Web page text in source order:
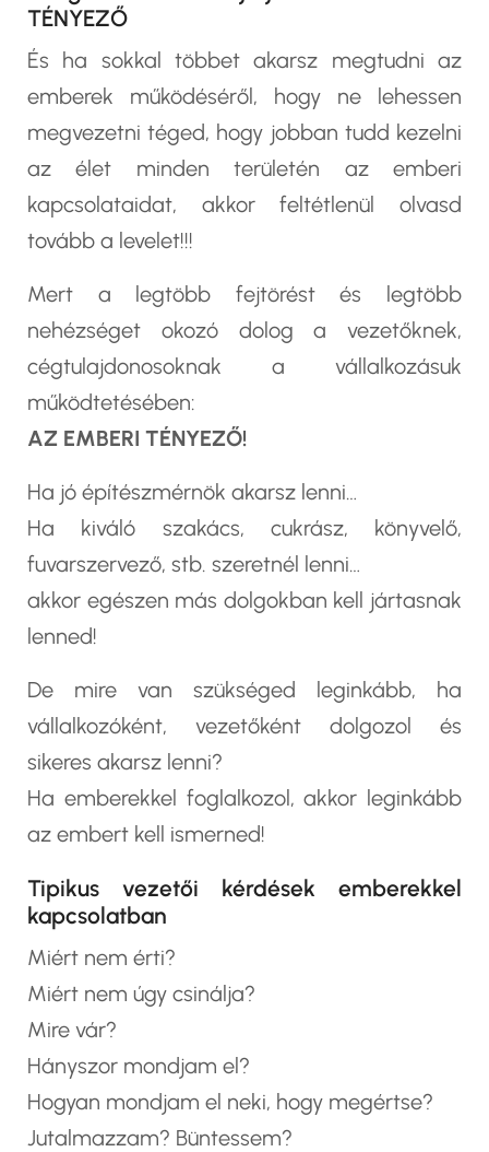
TÉNYEZŐ
És ha sokkal többet akarsz megtudni az
emberek működéséről, hogy ne lehessen
megvezetni téged, hogy jobban tudd kezelni
az élet minden területén az emberi
kapcsolataidat, akkor feltétlenül olvasd
tovább a levelet!!!
Mert a legtöbb fejtörést és legtöbb
nehézséget okozó dolog a vezetőknek,
cégtulajdonosoknak a vállalkozásuk
működtetésében:
AZ EMBERI TÉNYEZŐ!
Ha jó építészmérnök akarsz lenni…
Ha kiváló szakács, cukrász, könyvelő,
fuvarszervező, stb. szeretnél lenni…
akkor egészen más dolgokban kell jártasnak
lenned!
De mire van szükséged leginkább, ha
vállalkozóként, vezetőként dolgozol és
sikeres akarsz lenni?
Ha emberekkel foglalkozol, akkor leginkább
az embert kell ismerned!
Tipikus vezetői kérdések emberekkel
kapcsolatban
Miért nem érti?
Miért nem úgy csinálja?
Mire vár?
Hányszor mondjam el?
Hogyan mondjam el neki, hogy megértse?
Jutalmazzam? Büntessem?